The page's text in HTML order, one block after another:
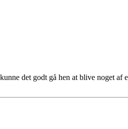
det godt gå hen at blive noget af